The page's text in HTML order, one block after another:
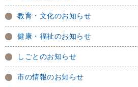
教育・文化のお知らせ
健康・福祉のお知らせ
しごとのお知らせ
市の情報のお知らせ